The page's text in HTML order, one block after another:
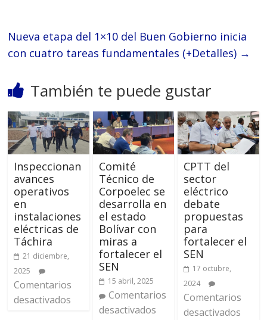
Nueva etapa del 1×10 del Buen Gobierno inicia
con cuatro tareas fundamentales (+Detalles) →
También te puede gustar
Inspeccionan
avances
operativos
en
instalaciones
eléctricas de
Táchira
21 diciembre,
2025
Comentarios
desactivados
Comité
Técnico de
Corpoelec se
desarrolla en
el estado
Bolívar con
miras a
fortalecer el
SEN
15 abril, 2025
Comentarios
desactivados
CPTT del
sector
eléctrico
debate
propuestas
para
fortalecer el
SEN
17 octubre,
2024
Comentarios
desactivados